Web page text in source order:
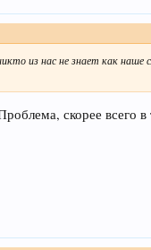
из нас не знает как наше
скорее всего